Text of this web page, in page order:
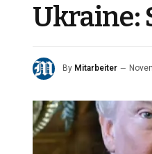
Ukraine:
By Mitarbeiter